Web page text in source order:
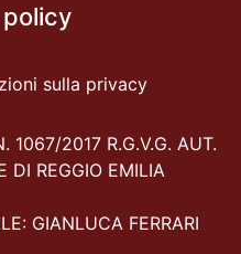
sulla privacy
1067/2017 R.G.V.G. AUT.
DI REGGIO EMILIA
GIANLUCA FERRARI